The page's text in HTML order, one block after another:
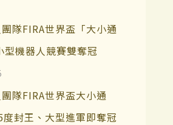
隊FIRA世界盃「大小通
型機器人競賽雙奪冠
隊FIRA世界盃大小通
封王、大型進軍即奪冠